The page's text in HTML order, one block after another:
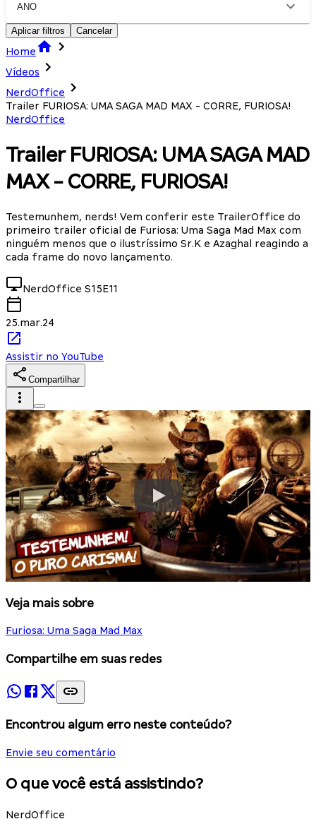
ANO
Aplicar filtros Cancelar
Home
Vídeos
NerdOffice
Trailer FURIOSA: UMA SAGA MAD MAX - CORRE, FURIOSA!
NerdOffice
Trailer FURIOSA: UMA SAGA MAD
MAX - CORRE, FURIOSA!
Testemunhem, nerds! Vem conferir este TrailerOffice do
primeiro trailer oficial de Furiosa: Uma Saga Mad Max com
ninguém menos que o ilustríssimo Sr.K e Azaghal reagindo a
cada frame do novo lançamento.
NerdOffice S15E11
25.mar.24
Assistir no YouTube
Compartilhar
Veja mais sobre
Furiosa: Uma Saga Mad Max
Compartilhe em suas redes
Encontrou algum erro neste conteúdo?
Envie seu comentário
O que você está assistindo?
NerdOffice